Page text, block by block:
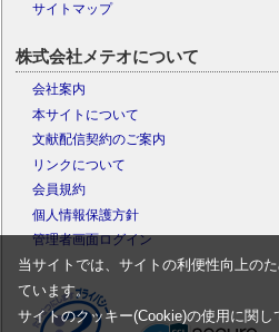
サイトマップ
株式会社メテオについて
会社案内
本サイトについて
文献配信契約のご案内
リンクについて
会員規約
個人情報保護方針
管理者画面ログイン
当サイトでは、サイトの利便性向上の
ています。
サイトのクッキー(Cookie)の使用に関し